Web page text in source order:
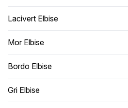
Lacivert Elbise
Mor Elbise
Bordo Elbise
Gri Elbise